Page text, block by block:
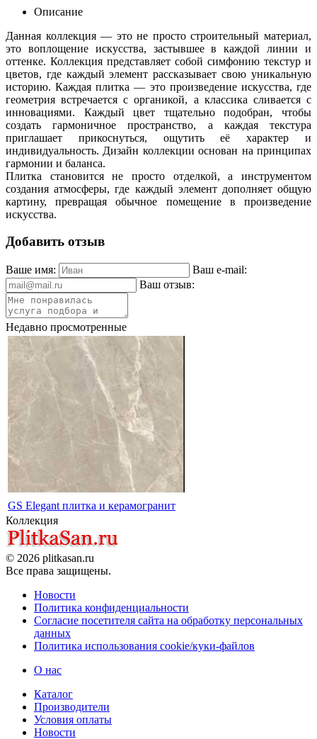
Описание
Данная коллекция — это не просто строительный материал,
это воплощение искусства, застывшее в каждой линии и
оттенке. Коллекция представляет собой симфонию текстур и
цветов, где каждый элемент рассказывает свою уникальную
историю. Каждая плитка — это произведение искусства, где
геометрия встречается с органикой, а классика сливается с
инновациями. Каждый цвет тщательно подобран, чтобы
создать гармоничное пространство, а каждая текстура
приглашает прикоснуться, ощутить её характер и
индивидуальность. Дизайн коллекции основан на принципах
гармонии и баланса.
Плитка становится не просто отделкой, а инструментом
создания атмосферы, где каждый элемент дополняет общую
картину, превращая обычное помещение в произведение
искусства.
Добавить отзыв
Ваше имя:
Ваш e-mail:
Ваш отзыв:
Недавно просмотренные
GS Elegant плитка и керамогранит
Коллекция
© 2026 plitkasan.ru
Все права защищены.
Новости
Политика конфиденциальности
Согласие посетителя сайта на обработку персональных
данных
Политика использования cookie/куки-файлов
О нас
Каталог
Производители
Условия оплаты
Новости